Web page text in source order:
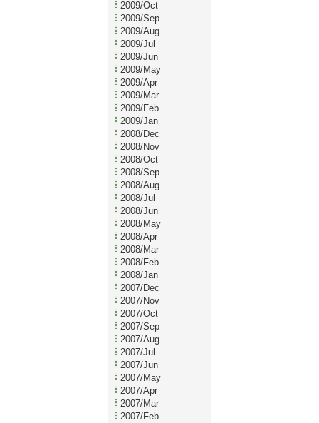
2009/Oct
2009/Sep
2009/Aug
2009/Jul
2009/Jun
2009/May
2009/Apr
2009/Mar
2009/Feb
2009/Jan
2008/Dec
2008/Nov
2008/Oct
2008/Sep
2008/Aug
2008/Jul
2008/Jun
2008/May
2008/Apr
2008/Mar
2008/Feb
2008/Jan
2007/Dec
2007/Nov
2007/Oct
2007/Sep
2007/Aug
2007/Jul
2007/Jun
2007/May
2007/Apr
2007/Mar
2007/Feb